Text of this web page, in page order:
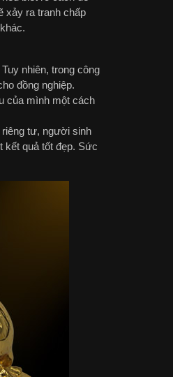
xảy ra tranh chấp
nhiên, trong công
đồng nghiệp.
của mình một cách
riêng tư, người sinh
kết quả tốt đẹp. Sức